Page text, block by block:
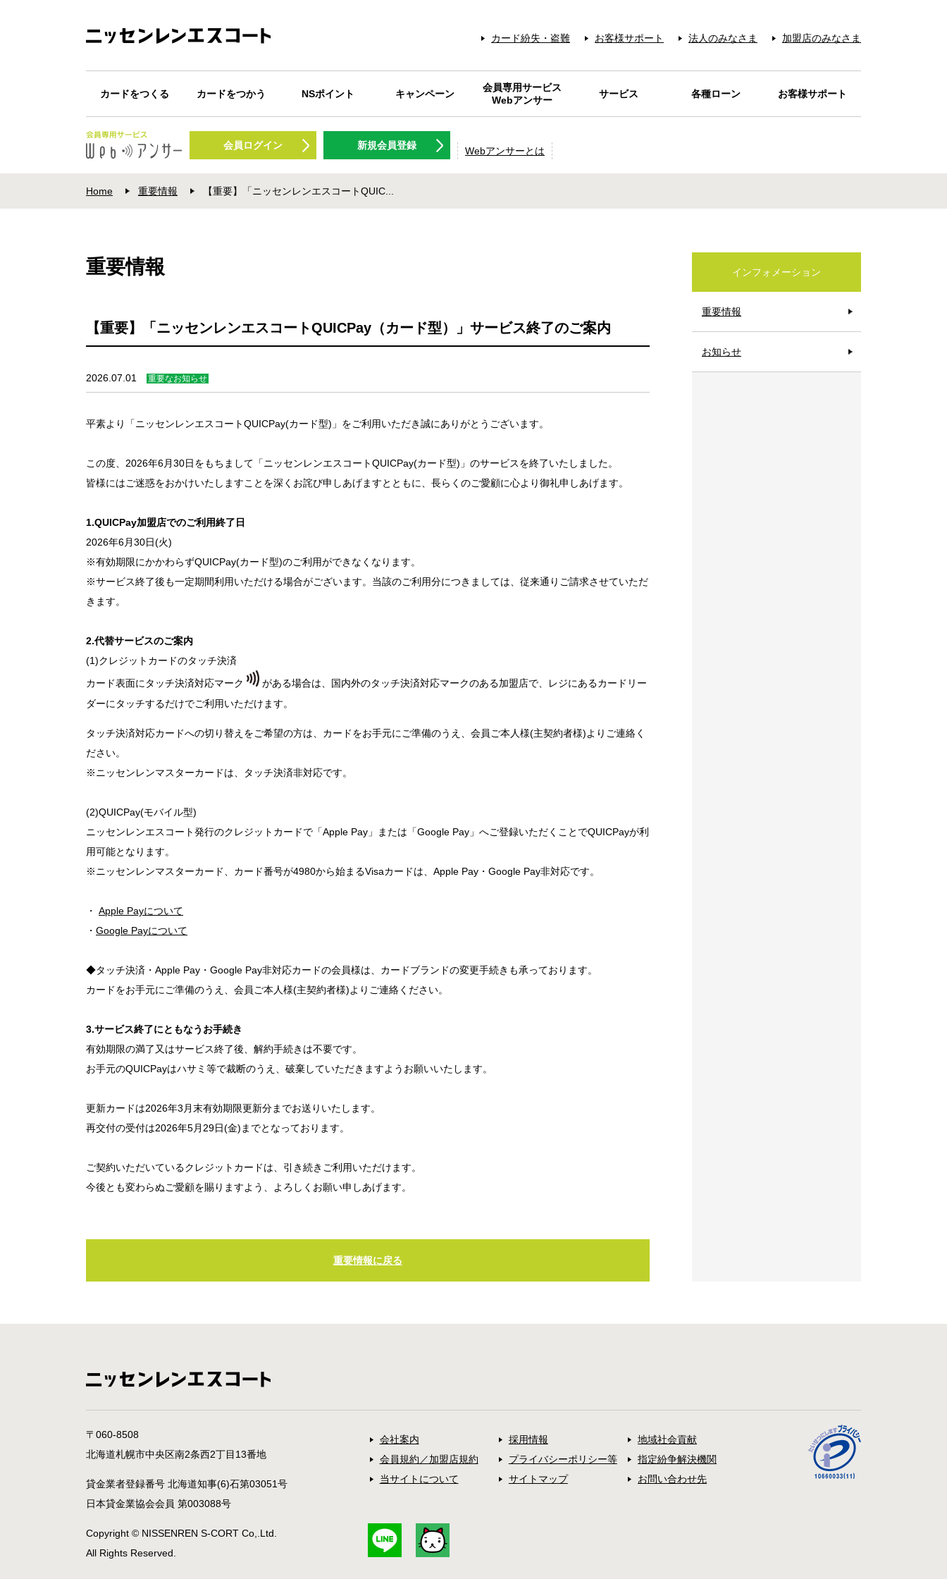
カード紛失・盗難 お客様サポート 法人のみなさま 加盟店のみなさま
カードをつくる
カード一覧
カードをつかう
カードが届いたら
ショッピング
キャッシング
Webキャッシング
振込みサービス
Apple Pay
Google Pay
NSポイント
NSポイント
プログラム
POINT名人.com
キャンペーン
キャンペーン
会員専用サービス
Webアンサー
お忘れの方
サービス 各種ローン お客様サポート
会員ログイン
新規会員登録 Webアンサーとは
Home 重要情報 【重要】「ニッセンレンエスコートQUIC...
インフォメーション
重要情報
お知らせ
重要情報
【重要】「ニッセンレンエスコートQUICPay（カード型）」サービス終了のご案内
2026.07.01 重要なお知らせ
平素より「ニッセンレンエスコートQUICPay(カード型)」をご利用いただき誠にありがとうございます。
この度、2026年6月30日をもちまして「ニッセンレンエスコートQUICPay(カード型)」のサービスを終了いたしました。
皆様にはご迷惑をおかけいたしますことを深くお詫び申しあげますとともに、長らくのご愛顧に心より御礼申しあげます。
1.QUICPay加盟店でのご利用終了日
2026年6月30日(火)
※有効期限にかかわらずQUICPay(カード型)のご利用ができなくなります。
※サービス終了後も一定期間利用いただける場合がございます。当該のご利用分につきましては、従来通りご請求させていただ
きます。
2.代替サービスのご案内
(1)クレジットカードのタッチ決済
カード表面にタッチ決済対応マーク
がある場合は、国内外のタッチ決済対応マークのある加盟店で、レジにあるカードリー
ダーにタッチするだけでご利用いただけます。
タッチ決済対応カードへの切り替えをご希望の方は、カードをお手元にご準備のうえ、会員ご本人様(主契約者様)よりご連絡く
ださい。
※ニッセンレンマスターカードは、タッチ決済非対応です。
(2)QUICPay(モバイル型)
ニッセンレンエスコート発行のクレジットカードで「Apple Pay」または「Google Pay」へご登録いただくことでQUICPayが利
用可能となります。
※ニッセンレンマスターカード、カード番号が4980から始まるVisaカードは、Apple Pay・Google Pay非対応です。
・ Apple Payについて
・ Google Payについて
◆タッチ決済・Apple Pay・Google Pay非対応カードの会員様は、カードブランドの変更手続きも承っております。
カードをお手元にご準備のうえ、会員ご本人様(主契約者様)よりご連絡ください。
3.サービス終了にともなうお手続き
有効期限の満了又はサービス終了後、解約手続きは不要です。
お手元のQUICPayはハサミ等で裁断のうえ、破棄していただきますようお願いいたします。
更新カードは2026年3月末有効期限更新分までお送りいたします。
再交付の受付は2026年5月29日(金)までとなっております。
ご契約いただいているクレジットカードは、引き続きご利用いただけます。
今後とも変わらぬご愛顧を賜りますよう、よろしくお願い申しあげます。
重要情報に戻る
〒060-8508
北海道札幌市中央区南2条西2丁目13番地
貸金業者登録番号 北海道知事(6)石第03051号
日本貸金業協会会員 第003088号
会社案内 採用情報
地域社会貢献
会員規約／加盟店規約
プライバシーポリシー等
指定紛争解決機関
当サイトについて
サイトマップ お問い合わせ先
Copyright © NISSENREN S-CORT Co,.Ltd.
All Rights Reserved.